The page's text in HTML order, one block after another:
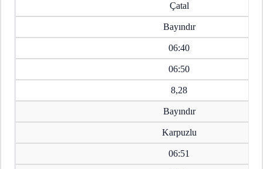
Çatal
Bayındır
06:40
06:50
8,28
Bayındır
Karpuzlu
06:51